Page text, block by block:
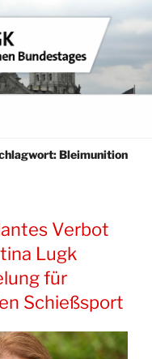
Bleimunition
Verbot
Lugk
für
Schießsport